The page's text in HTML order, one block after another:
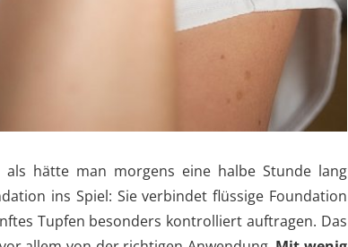
hätte man morgens eine halbe Stunde lang
ins Spiel: Sie verbindet flüssige Foundation
Tupfen besonders kontrolliert auftragen. Das